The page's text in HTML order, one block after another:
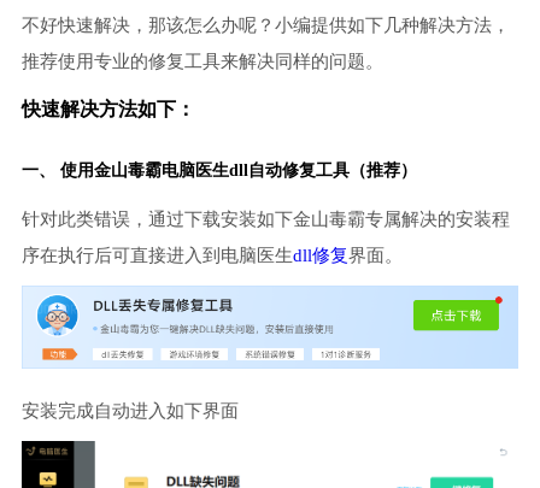
不好快速解决，那该怎么办呢？小编提供如下几种解决方法，
推荐使用专业的修复工具来解决同样的问题。
快速解决方法如下：
一、 使用金山毒霸电脑医生dll自动修复工具（推荐）
针对此类错误，通过下载安装如下金山毒霸专属解决的安装程
序在执行后可直接进入到电脑医生dll修复界面。
安装完成自动进入如下界面